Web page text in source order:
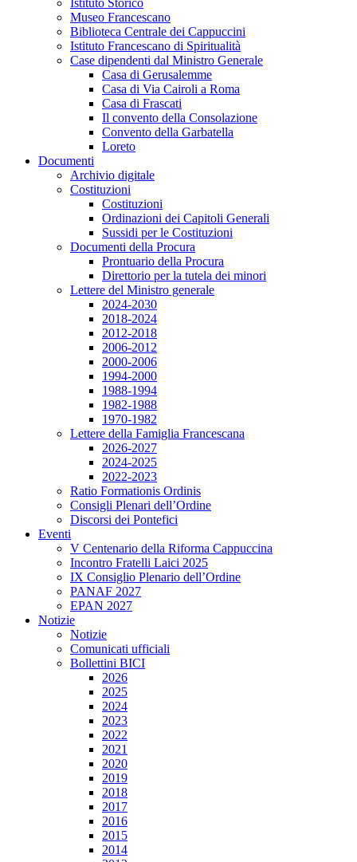
Istituto Storico
Museo Francescano
Biblioteca Centrale dei Cappuccini
Istituto Francescano di Spiritualità
Case dipendenti dal Ministro Generale
Casa di Gerusalemme
Casa di Via Cairoli a Roma
Casa di Frascati
Il convento della Consolazione
Convento della Garbatella
Loreto
Documenti
Archivio digitale
Costituzioni
Costituzioni
Ordinazioni dei Capitoli Generali
Sussidi per le Costituzioni
Documenti della Procura
Prontuario della Procura
Direttorio per la tutela dei minori
Lettere del Ministro generale
2024-2030
2018-2024
2012-2018
2006-2012
2000-2006
1994-2000
1988-1994
1982-1988
1970-1982
Lettere della Famiglia Francescana
2026-2027
2024-2025
2022-2023
Ratio Formationis Ordinis
Consigli Plenari dell’Ordine
Discorsi dei Pontefici
Eventi
V Centenario della Riforma Cappuccina
Incontro Fratelli Laici 2025
IX Consiglio Plenario dell’Ordine
PANAF 2027
EPAN 2027
Notizie
Notizie
Comunicati ufficiali
Bollettini BICI
2026
2025
2024
2023
2022
2021
2020
2019
2018
2017
2016
2015
2014